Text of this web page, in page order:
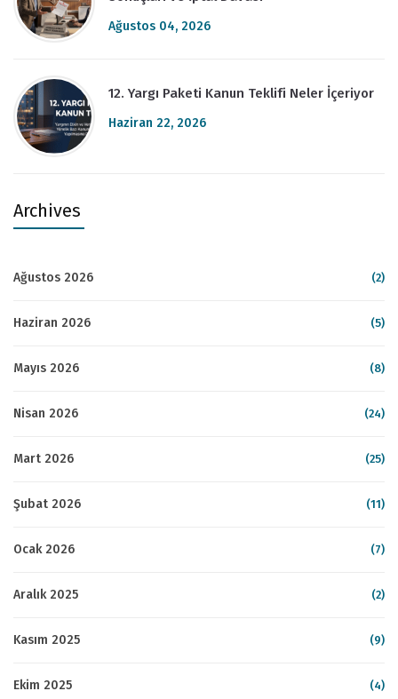
Ağustos 04, 2026
12. Yargı Paketi Kanun Teklifi Neler İçeriyor
Haziran 22, 2026
Archives
Ağustos 2026 (2)
Haziran 2026 (5)
Mayıs 2026 (8)
Nisan 2026 (24)
Mart 2026 (25)
Şubat 2026 (11)
Ocak 2026 (7)
Aralık 2025 (2)
Kasım 2025 (9)
Ekim 2025 (4)